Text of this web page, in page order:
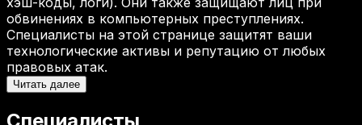
обвинениях в компьютерных преступлениях.
Специалисты на этой странице защитят ваши
технологические активы и репутацию от любых
правовых атак.
Читать далее